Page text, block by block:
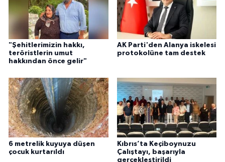
"Şehitlerimizin hakkı,
teröristlerin umut
hakkından önce gelir"
AK Parti'den Alanya iskelesi
protokolüne tam destek
6 metrelik kuyuya düşen
çocuk kurtarıldı
Kıbrıs’ta Keçiboynuzu
Çalıştayı, başarıyla
gerçekleştirildi